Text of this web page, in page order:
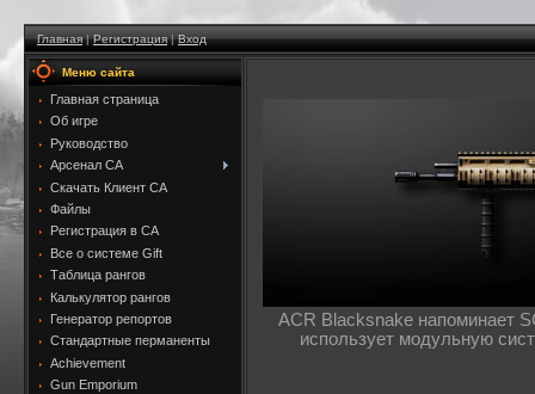
Главная|Регистрация|Вход
Меню сайта
Главная страница
Об игре
Руководство
Арсенал CA
Скачать Клиент CA
Файлы
Регистрация в CA
Все о системе Gift
Таблица рангов
Калькулятор рангов
Генератор репортов
Стандартные перманенты
Achievement
Gun Emporium
ACR Blacksnake напоминает
использует модульную